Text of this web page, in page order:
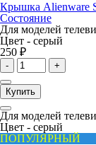
Крышка Alienware
Состояние
Для моделей
Цвет - серый
250 ₽
- +
Купить
Для моделей
Цвет - серый
ПОПУЛЯРНЫЙ